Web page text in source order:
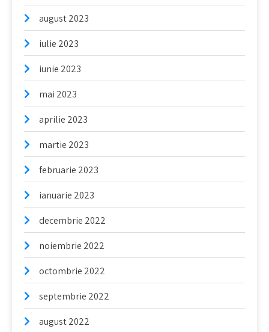
august 2023
iulie 2023
iunie 2023
mai 2023
aprilie 2023
martie 2023
februarie 2023
ianuarie 2023
decembrie 2022
noiembrie 2022
octombrie 2022
septembrie 2022
august 2022